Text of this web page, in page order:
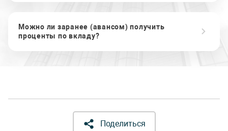
Можно ли заранее (авансом) получить
проценты по вкладу?
Поделиться